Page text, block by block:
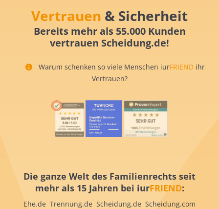
Vertrauen & Sicherheit
Bereits mehr als 55.000 Kunden
vertrauen Scheidung.de!
Warum schenken so viele Menschen iurFRIEND ihr
Vertrauen?
Die ganze Welt des Familienrechts seit
mehr als 15 Jahren bei iurFRIEND:
Ehe.de Trennung.de Scheidung.de Scheidung.com